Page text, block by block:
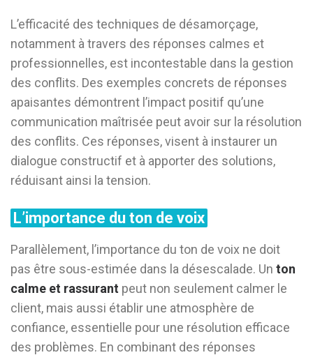
L’efficacité des techniques de désamorçage,
notamment à travers des réponses calmes et
professionnelles, est incontestable dans la gestion
des conflits. Des exemples concrets de réponses
apaisantes démontrent l’impact positif qu’une
communication maîtrisée peut avoir sur la résolution
des conflits. Ces réponses, visent à instaurer un
dialogue constructif et à apporter des solutions,
réduisant ainsi la tension.
L’importance du ton de voix
Parallèlement, l’importance du ton de voix ne doit
pas être sous-estimée dans la désescalade. Un ton
calme et rassurant peut non seulement calmer le
client, mais aussi établir une atmosphère de
confiance, essentielle pour une résolution efficace
des problèmes. En combinant des réponses